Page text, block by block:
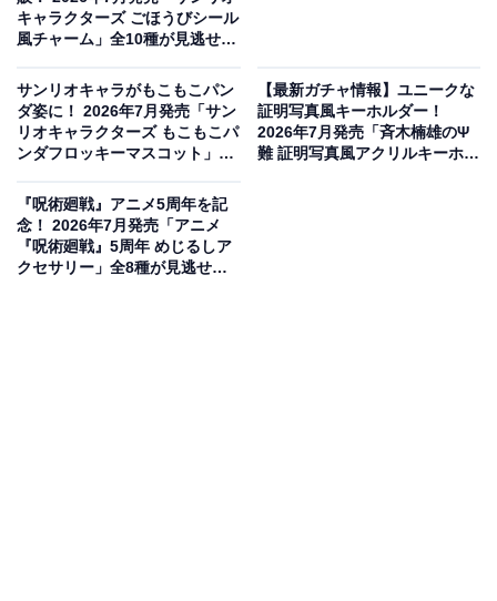
っています。
キャラクターズ ごほうびシール
風チャーム」全10種が見逃せな
サンリオキャラがもこもこパン
ダ姿に！ 2026年7月発売「サン
リオキャラクターズ もこもこパ
ンダフロッキーマスコット」全
情報】
【最新ガチャ情報】ユニークな
証明写真風キーホルダー！
2026年7月発売「斉木楠雄のΨ
難 証明写真風アクリルキーホル
『呪術廻戦』アニメ5周年を記
念！ 2026年7月発売「アニメ
『呪術廻戦』5周年 めじるしア
クセサリー」全8種が見逃せな